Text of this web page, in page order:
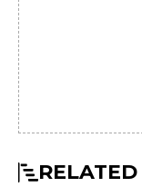
RELATED